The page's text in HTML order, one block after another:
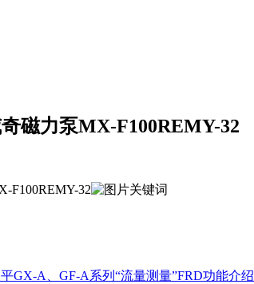
磁力泵MX-F100REMY-32
F100REMY-32
GX-A、GF-A系列“流量测量”FRD功能介绍